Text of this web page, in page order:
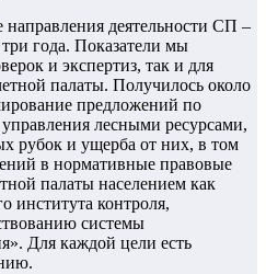
деятельности СП –
года. Показатели мы
и экспертиз, так и для
палаты. Получилось около
предложений по
лесными ресурсами,
рубок и ущерба от них, в том
в нормативные правовые
палаты населением как
института контроля,
системы
Для каждой цели есть